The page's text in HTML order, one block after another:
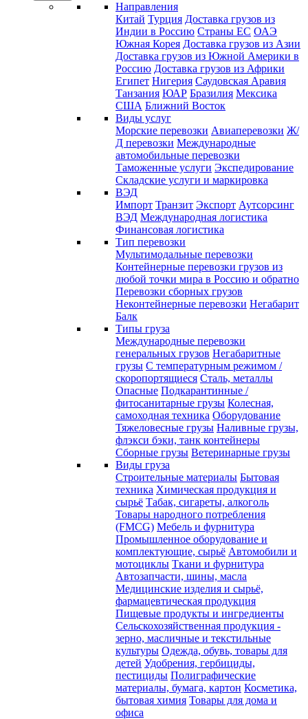
Направления
Китай Турция Доставка грузов из
Индии в Россию Страны ЕС ОАЭ
Южная Корея Доставка грузов из Азии
Доставка грузов из Южной Америки в
Россию Доставка грузов из Африки
Египет Нигерия Саудовская Аравия
Танзания ЮАР Бразилия Мексика
США Ближний Восток
Виды услуг
Морские перевозки Авиаперевозки Ж/
Д перевозки Международные
автомобильные перевозки
Таможенные услуги Экспедирование
Складские услуги и маркировка
ВЭД
Импорт Транзит Экспорт Аутсорсинг
ВЭД Международная логистика
Финансовая логистика
Тип перевозки
Мультимодальные перевозки
Контейнерные перевозки грузов из
любой точки мира в Россию и обратно
Перевозки сборных грузов
Неконтейнерные перевозки Негабарит
Балк
Типы груза
Международные перевозки
генеральных грузов Негабаритные
грузы С температурным режимом /
скоропортящиеся Сталь, металлы
Опасные Подкарантинные /
фитосанитарные грузы Колесная,
самоходная техника Оборудование
Тяжеловесные грузы Наливные грузы,
флэкси бэки, танк контейнеры
Сборные грузы Ветеринарные грузы
Виды груза
Строительные материалы Бытовая
техника Химическая продукция и
сырьё Табак, сигареты, алкоголь
Товары народного потребления
(FMCG) Мебель и фурнитура
Промышленное оборудование и
комплектующие, сырьё Автомобили и
мотоциклы Ткани и фурнитура
Автозапчасти, шины, масла
Медицинские изделия и сырьё,
фармацевтическая продукция
Пищевые продукты и ингредиенты
Сельскохозяйственная продукция -
зерно, масличные и текстильные
культуры Одежда, обувь, товары для
детей Удобрения, гербициды,
пестициды Полиграфические
материалы, бумага, картон Косметика,
бытовая химия Товары для дома и
офиса